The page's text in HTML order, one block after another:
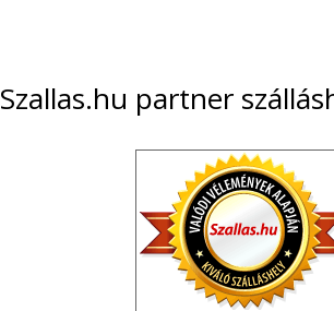
Szallas.hu partner